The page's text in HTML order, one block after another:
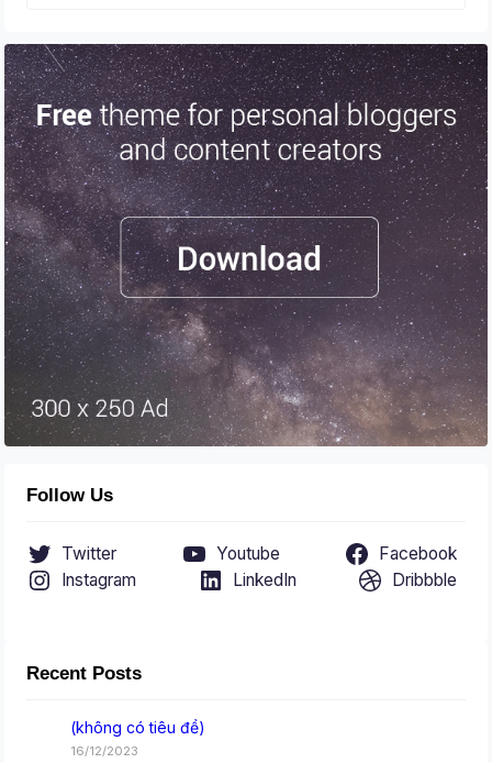
Follow Us
Twitter Youtube
Facebook
Instagram
LinkedIn Dribbble
Recent Posts
(không có tiêu đề)
16/12/2023